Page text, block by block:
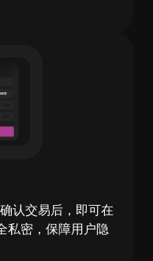
认交易后，即可在
私密，保障用户隐